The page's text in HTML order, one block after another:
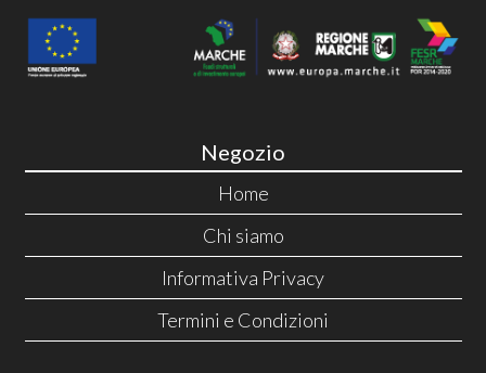
Negozio
Home
Chi siamo
Informativa Privacy
Termini e Condizioni